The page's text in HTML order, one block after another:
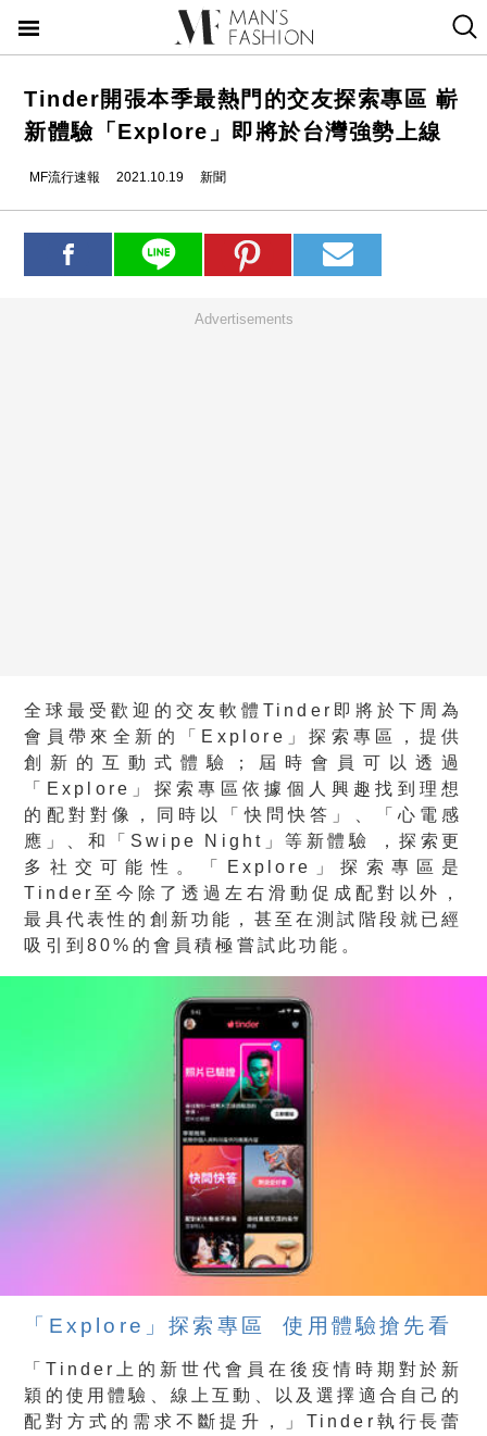
Tinder開張本季最熱門的交友探索專區 嶄
新體驗「Explore」即將於台灣強勢上線
MF流行速報 2021.10.19 新聞
Advertisements
全球最受歡迎的交友軟體Tinder即將於下周為
會員帶來全新的
「 Explore」探索專區，提供
創新的互動式體驗；屆時會員可以透過
「Explore」探索專區依據個人興趣找到理想
的配對對像，同時以
「快問快答」、「心電感
應」、和「 Swipe Night」等新體驗 ，探索更
多社交可能性。「Explore」探索專區是
Tinder至今除了透過左右滑動促成配對以外，
最具代表性的創新功能，甚至在測試階段就已經
吸引到80%的會員積極嘗試此功能。
「 Explore 」探索專區 使用體驗搶先看
「Tinder上的新世代會員在後疫情時期對於新
穎的使用體驗、線上互動、以及選擇適合自己的
配對方式的需求不斷提升，」Tinder執行長蕾